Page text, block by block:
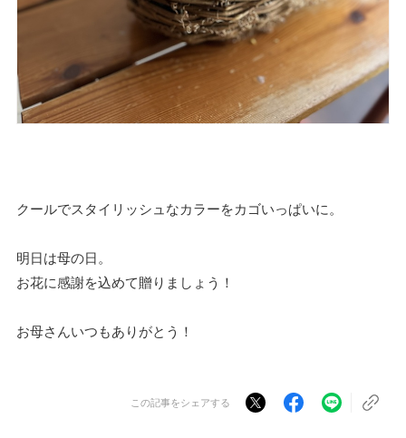
クールでスタイリッシュなカラーをカゴいっぱいに。
明日は母の日。
お花に感謝を込めて贈りましょう！
お母さんいつもありがとう！
この記事をシェアする